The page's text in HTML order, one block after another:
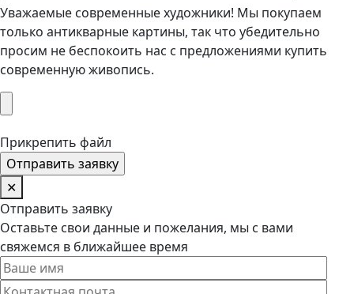
Уважаемые современные художники! Мы покупаем
только антикварные картины, так что убедительно
просим не беспокоить нас с предложениями купить
современную живопись.
Прикрепить файл
✕
Отправить заявку
Оставьте свои данные и пожелания, мы с вами
свяжемся в ближайшее время